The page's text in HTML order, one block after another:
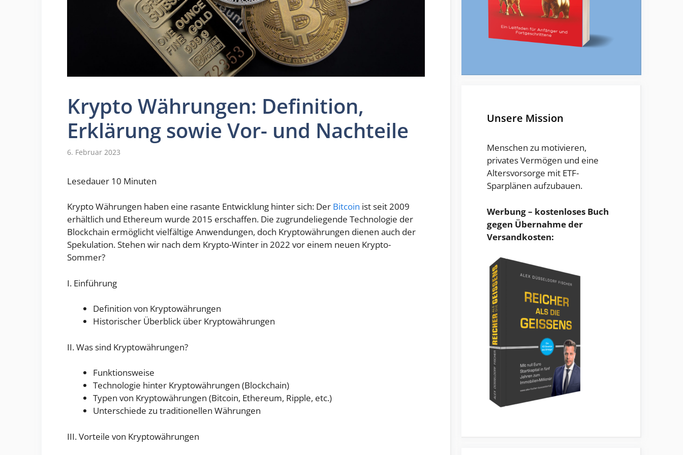
Krypto Währungen: Definition,
Erklärung sowie Vor- und Nachteile
6. Februar 2023
Lesedauer 10 Minuten
Krypto Währungen haben eine rasante Entwicklung hinter sich: Der Bitcoin ist seit 2009
erhältlich und Ethereum wurde 2015 erschaffen. Die zugrundeliegende Technologie der
Blockchain ermöglicht vielfältige Anwendungen, doch Kryptowährungen dienen auch der
Spekulation. Stehen wir nach dem Krypto-Winter in 2022 vor einem neuen Krypto-
Sommer?
I. Einführung
Definition von Kryptowährungen
Historischer Überblick über Kryptowährungen
II. Was sind Kryptowährungen?
Funktionsweise
Technologie hinter Kryptowährungen (Blockchain)
Typen von Kryptowährungen (Bitcoin, Ethereum, Ripple, etc.)
Unterschiede zu traditionellen Währungen
III. Vorteile von Kryptowährungen
Unsere Mission
Menschen zu motivieren,
privates Vermögen und eine
Altersvorsorge mit ETF-
Sparplänen aufzubauen.
Werbung – kostenloses Buch
gegen Übernahme der
Versandkosten: